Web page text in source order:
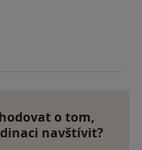
o tom,
navštívit?